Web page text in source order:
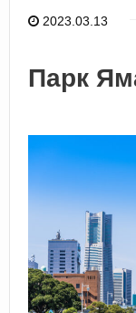
2023.03.13
Парк